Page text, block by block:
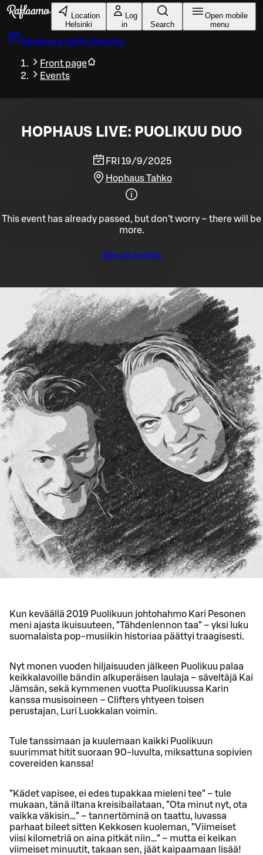
Skip to main content
Location
Helsinki
Log
in
Search
Open mobile
menu
Reserve a table Helsinki
Front page
Events
HOPHAUS LIVE: PUOLIKUU DUO
FRI 19/9/2025
Hophaus Tahko
This event has already passed, but don't worry – there will be
more.
See all events
Kun keväällä 2019 Puolikuun johtohahmo Kari Pesonen
meni ajasta ikuisuuteen, ”Tähdenlennon taa” – yksi luku
suomalaista pop-musiikin historiaa päättyi traagisesti.
Nyt monen vuoden hiljaisuuden jälkeen Puolikuu palaa
keikkalavoille bändin alkuperäisen laulaja – säveltäjä Kai
Jämsän, sekä kymmenen vuotta Puolikuussa Karin
kanssa musisoineen – Clifters yhtyeen toisen
perustajan, Luri Luokkalan voimin.
Tule tanssimaan ja kuulemaan kaikki Puolikuun
suurimmat hitit suoraan 90-luvulta, miksattuna sopivien
covereiden kanssa!
”Kädet vapisee, ei edes tupakkaa mieleni tee” – tule
mukaan, tänä iltana kreisibailataan, ”Ota minut nyt, ota
vaikka väkisin…” – tannertöminä on taattu, luvassa
parhaat bileet sitten Kekkosen kuoleman, ”Viimeiset
viisi kilometriä on aina pitkät niin…” – mutta ei keikan
viimeiset minuutit, takaan sen, jäät kaipaamaan lisää!